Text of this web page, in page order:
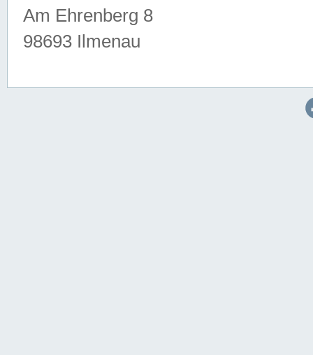
Am Ehrenberg 8
98693 Ilmenau